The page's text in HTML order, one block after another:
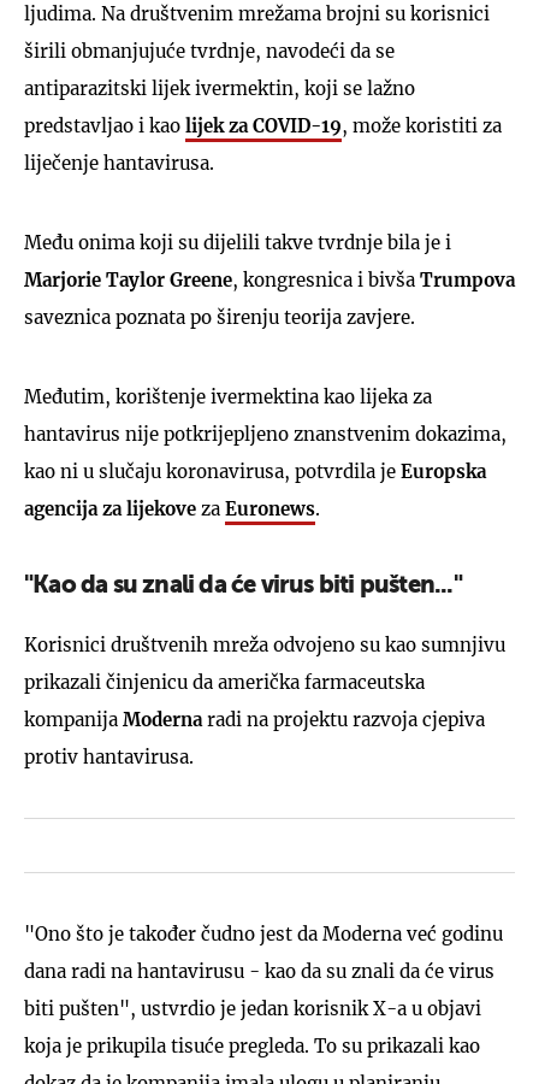
ljudima. Na društvenim mrežama brojni su korisnici
širili obmanjujuće tvrdnje, navodeći da se
antiparazitski lijek ivermektin, koji se lažno
predstavljao i kao lijek za COVID-19, može koristiti za
liječenje hantavirusa.
Među onima koji su dijelili takve tvrdnje bila je i
Marjorie Taylor Greene, kongresnica i bivša Trumpova
saveznica poznata po širenju teorija zavjere.
Međutim, korištenje ivermektina kao lijeka za
hantavirus nije potkrijepljeno znanstvenim dokazima,
kao ni u slučaju koronavirusa, potvrdila je Europska
agencija za lijekove za Euronews.
"Kao da su znali da će virus biti pušten..."
Korisnici društvenih mreža odvojeno su kao sumnjivu
prikazali činjenicu da američka farmaceutska
kompanija Moderna radi na projektu razvoja cjepiva
protiv hantavirusa.
"Ono što je također čudno jest da Moderna već godinu
dana radi na hantavirusu - kao da su znali da će virus
biti pušten", ustvrdio je jedan korisnik X-a u objavi
koja je prikupila tisuće pregleda. To su prikazali kao